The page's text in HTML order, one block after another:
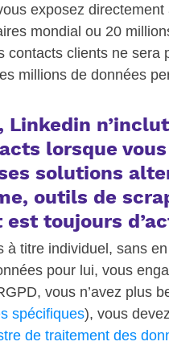
exposez
mondial ou 20
contacts clients ne sera
millions de données
Linkedin
lorsque
solutions
outils de
toujours
titre individuel, sans
pour lui, vous
vous n’avez plus
spécifiques), vous
de traitement des